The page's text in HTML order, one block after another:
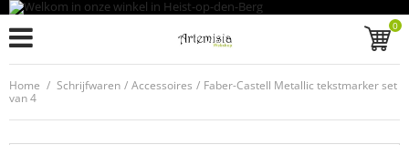
0
Home / Schrijfwaren / Accessoires / Faber-Castell Metallic tekstmarker set
van 4